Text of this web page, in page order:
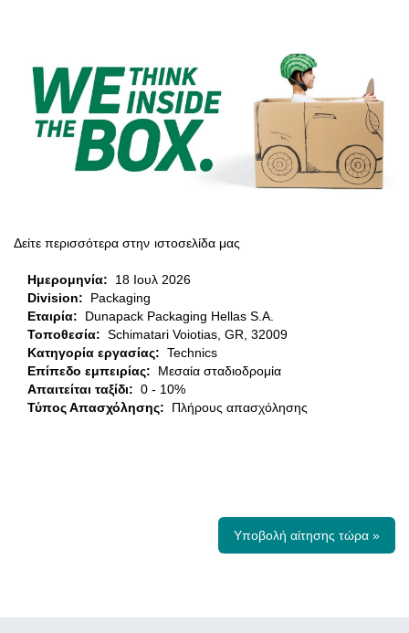
Δείτε περισσότερα στην ιστοσελίδα μας
Ημερομηνία: 18 Ιουλ 2026
Division: Packaging
Εταιρία: Dunapack Packaging Hellas S.A.
Τοποθεσία: Schimatari Voiotias, GR, 32009
Κατηγορία εργασίας: Technics
Επίπεδο εμπειρίας: Μεσαία σταδιοδρομία
Απαιτείται ταξίδι: 0 - 10%
Τύπος Απασχόλησης: Πλήρους απασχόλησης
Υποβολή αίτησης τώρα »